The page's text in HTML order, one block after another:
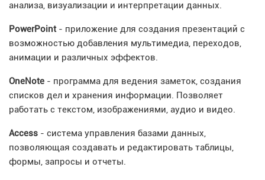
анализа, визуализации и интерпретации данных.
PowerPoint- приложение для создания презентаций с
возможностью добавления мультимедиа, переходов,
анимации и различных эффектов.
OneNote - программа для ведения заметок, создания
списков дел и хранения информации. Позволяет
работать с текстом, изображениями, аудио и видео.
Access - система управления базами данных,
позволяющая создавать и редактировать таблицы,
формы, запросы и отчеты.